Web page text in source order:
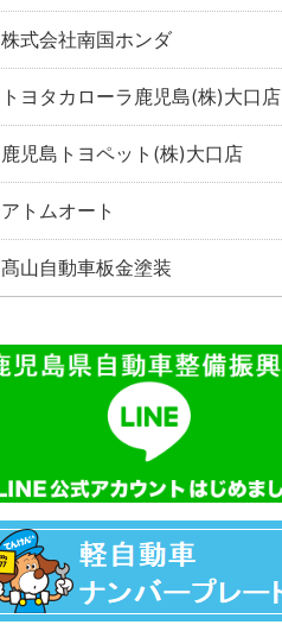
株式会社南国ホンダ
トヨタカローラ鹿児島(株)大口店
鹿児島トヨペット(株)大口店
アトムオート
髙山自動車板金塗装